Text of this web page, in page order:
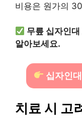
비용은 원가의
무릎 십자인
알아보세요.
십자인
치료 시 고